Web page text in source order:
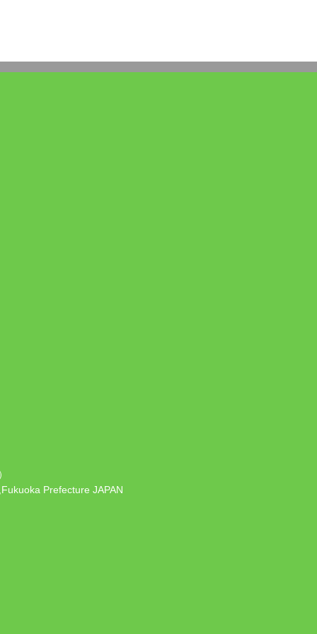
Prefecture JAPAN